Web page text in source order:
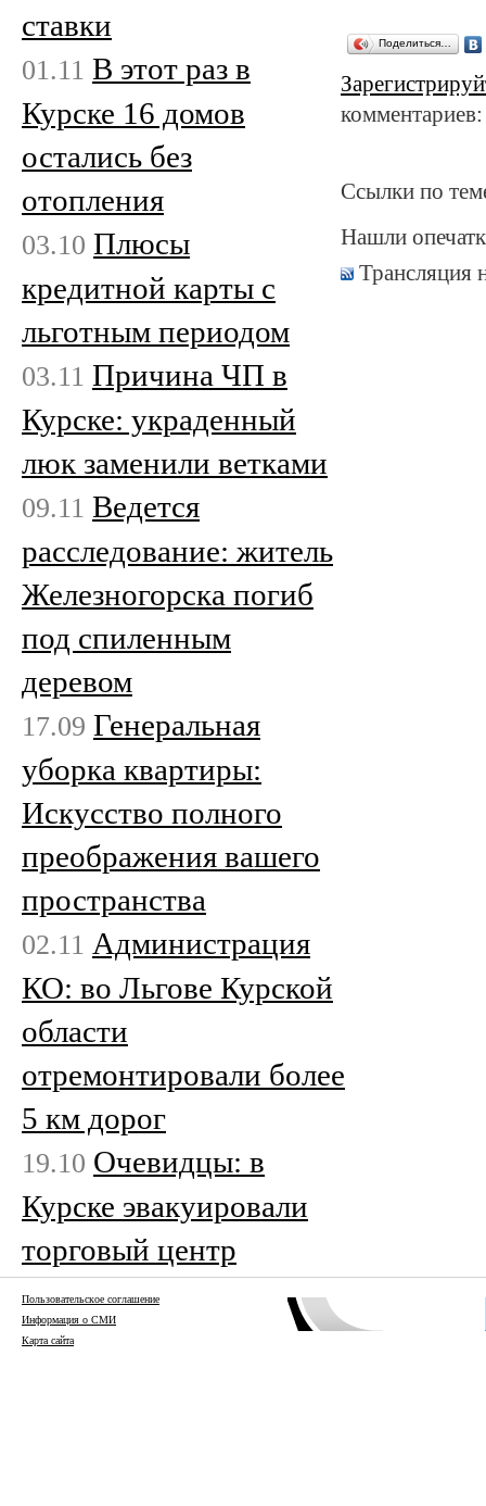
Поделиться…
Ссылки по
Нашли
Трансляция
ставки
01.11 В этот раз в
Курске 16 домов
остались без
отопления
03.10 Плюсы
кредитной карты с
льготным периодом
03.11 Причина ЧП в
Курске: украденный
люк заменили ветками
09.11 Ведется
расследование: житель
Железногорска погиб
под спиленным
деревом
17.09 Генеральная
уборка квартиры:
Искусство полного
преображения вашего
пространства
02.11 Администрация
КО: во Льгове Курской
области
отремонтировали более
5 км дорог
19.10 Очевидцы: в
Курске эвакуировали
торговый центр
Пользовательское соглашение
Информация о СМИ
Карта сайта